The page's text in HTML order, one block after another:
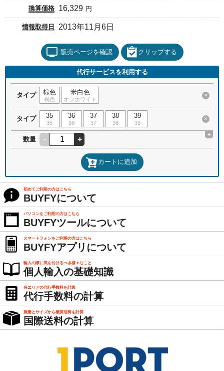
換算価格 16,329 円
情報取得日 2013年11月6日
販売ページを確認 クリップする
代行サービスを利用する
タイプ 棕色
褐色
米白色
オフホワイト
×
タイプ 35
35
36
36
37
37
38
38
39
39
×
数量 - +
+
カートに追加
初めてご利用の方はこちら
BUYFYについて
パソコンをご利用の方はこちら
BUYFYツールについて
スマートフォンをご利用の方はこちら
BUYFYアプリについて
輸入の際に気を付けるべき様々なこと
個人輸入の基礎知識
各エリアの代行手数料を計算
代行手数料の計算
重量とサイズから概算送料を計算
国際送料の計算